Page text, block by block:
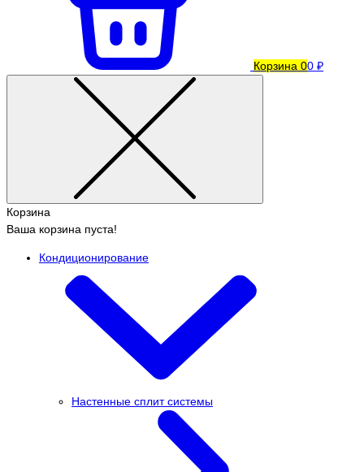
Корзина 00 ₽
Корзина
Ваша корзина пуста!
Кондиционирование
Настенные сплит системы